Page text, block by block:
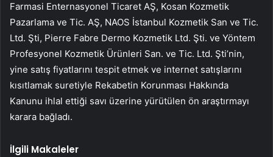
Farmasi Enternasyonel Ticaret AŞ, Kosan Kozmetik
Pazarlama ve Tic. AŞ, NAOS İstanbul Kozmetik San ve Tic.
Ltd. Şti, Pierre Fabre Dermo Kozmetik Ltd. Şti. ve Yöntem
Profesyonel Kozmetik Ürünleri San. ve Tic. Ltd. Şti’nin,
yine satış fiyatlarını tespit etmek ve internet satışlarını
kısıtlamak suretiyle Rekabetin Korunması Hakkında
Kanunu ihlal ettiği savı üzerine yürütülen ön araştırmayı
karara bağladı.
İlgili Makaleler